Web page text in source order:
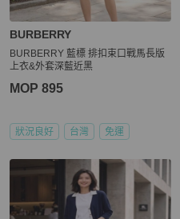
BURBERRY
BURBERRY 藍標 排扣束口戰馬長版
上衣&外套深藍近黑
MOP 895
狀況良好 台灣 免運